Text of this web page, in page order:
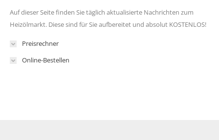
Auf dieser Seite finden Sie täglich aktualisierte Nachrichten zum
Heizölmarkt. Diese sind für Sie aufbereitet und absolut KOSTENLOS!
Preisrechner
Online-Bestellen